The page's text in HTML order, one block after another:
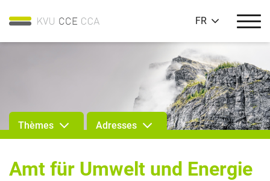
FR
Thèmes Adresses
Amt für Umwelt und Energie